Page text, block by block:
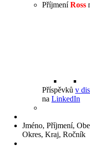
PříjmeníRoss
Příspěvků v
na LinkedIn
Jméno, Příjmení,
Okres, Kraj, Ročník